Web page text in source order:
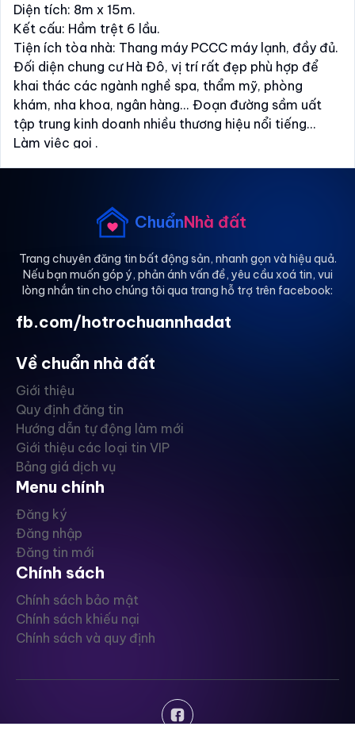
Diện tích: 8m x 15m.
Kết cấu: Hầm trệt 6 lầu.
Tiện ích tòa nhà: Thang máy PCCC máy lạnh, đầy đủ.
Đối diện chung cư Hà Đô, vị trí rất đẹp phù hợp để
khai thác các ngành nghề spa, thẩm mỹ, phòng
khám, nha khoa, ngân hàng... Đoạn đường sầm uất
tập trung kinh doanh nhiều thương hiệu nổi tiếng...
Làm việc gọi .
ChuẩnNhà đất
Trang chuyên đăng tin bất động sản, nhanh gọn và hiệu quả.
Nếu bạn muốn góp ý, phản ánh vấn đề, yêu cầu xoá tin, vui
lòng nhắn tin cho chúng tôi qua trang hỗ trợ trên facebook:
fb.com/hotrochuannhadat
Về chuẩn nhà đất
Giới thiệu
Quy định đăng tin
Hướng dẫn tự động làm mới
Giới thiệu các loại tin VIP
Bảng giá dịch vụ
Menu chính
Đăng ký
Đăng nhập
Đăng tin mới
Chính sách
Chính sách bảo mật
Chính sách khiếu nại
Chính sách và quy định